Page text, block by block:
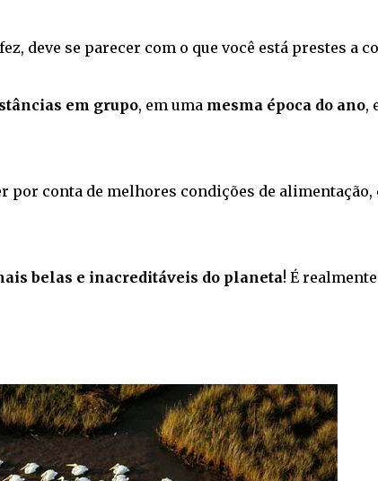
deve se parecer com o que você está prestes a
em grupo, em uma mesma época do ano,
por conta de melhores condições de alimentação,
belas e inacreditáveis do planeta! É